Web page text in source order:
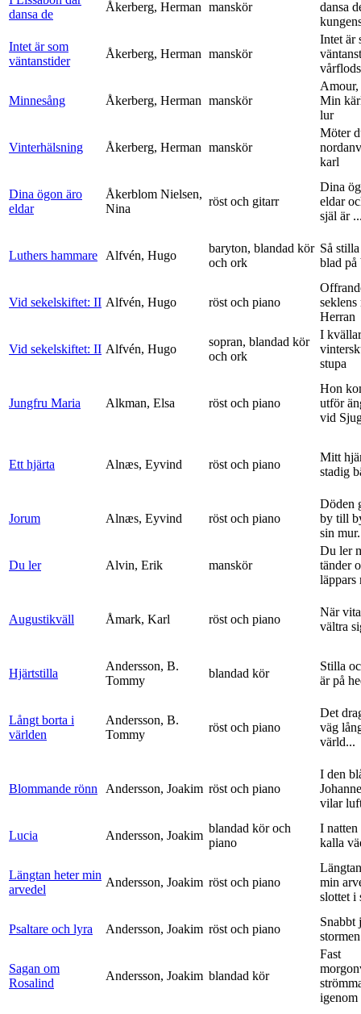
dansa de
Åkerberg, Herman manskör
dansa
Intet är som
väntanstider
Åkerberg, Herman manskör
Intet är
Minnesång Åkerberg, Herman manskör
Min
lur
Vinterhälsning Åkerberg, Herman manskör
Möter
karl
Dina ögon äro
eldar
Åkerblom Nielsen,
Nina
röst och gitarr
Dina
eldar
själ är
Luthers hammare Alfvén, Hugo
baryton, blandad kör
och ork
Så
blad på
Vid sekelskiftet: II Alfvén, Hugo röst och piano
Herran
Vid sekelskiftet: II Alfvén, Hugo
sopran, blandad kör
och ork
I
stupa
Jungfru Maria Alkman, Elsa röst och piano
Hon
utför
vid
Ett hjärta Alnæs, Eyvind röst och piano
Mitt
stadig
Jorum Alnæs, Eyvind röst och piano
Döden
by till
sin
Du ler Alvin, Erik manskör
Du ler
tänder
läppars
Augustikväll Åmark, Karl röst och piano
När
vältra
Hjärtstilla
Andersson, B.
Tommy
blandad kör
Stilla
är på
Långt borta i
världen
Andersson, B.
Tommy
röst och piano
Det
väg
värld...
Blommande rönn Andersson, Joakim röst och piano
I den
vilar
Lucia Andersson, Joakim
blandad kör och
piano
I natten
kalla
Längtan heter min
arvedel
Andersson, Joakim röst och piano
min
slottet i
Psaltare och lyra Andersson, Joakim röst och piano
Snabbt
Sagan om
Rosalind
Andersson, Joakim blandad kör
Fast
igenom